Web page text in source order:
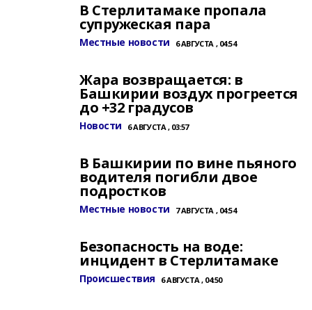
В Стерлитамаке пропала
супружеская пара
Местные новости 6 АВГУСТА , 04:54
Жара возвращается: в
Башкирии воздух прогреется
до +32 градусов
Новости 6 АВГУСТА , 03:57
В Башкирии по вине пьяного
водителя погибли двое
подростков
Местные новости 7 АВГУСТА , 04:54
Безопасность на воде:
инцидент в Стерлитамаке
Происшествия 6 АВГУСТА , 04:50